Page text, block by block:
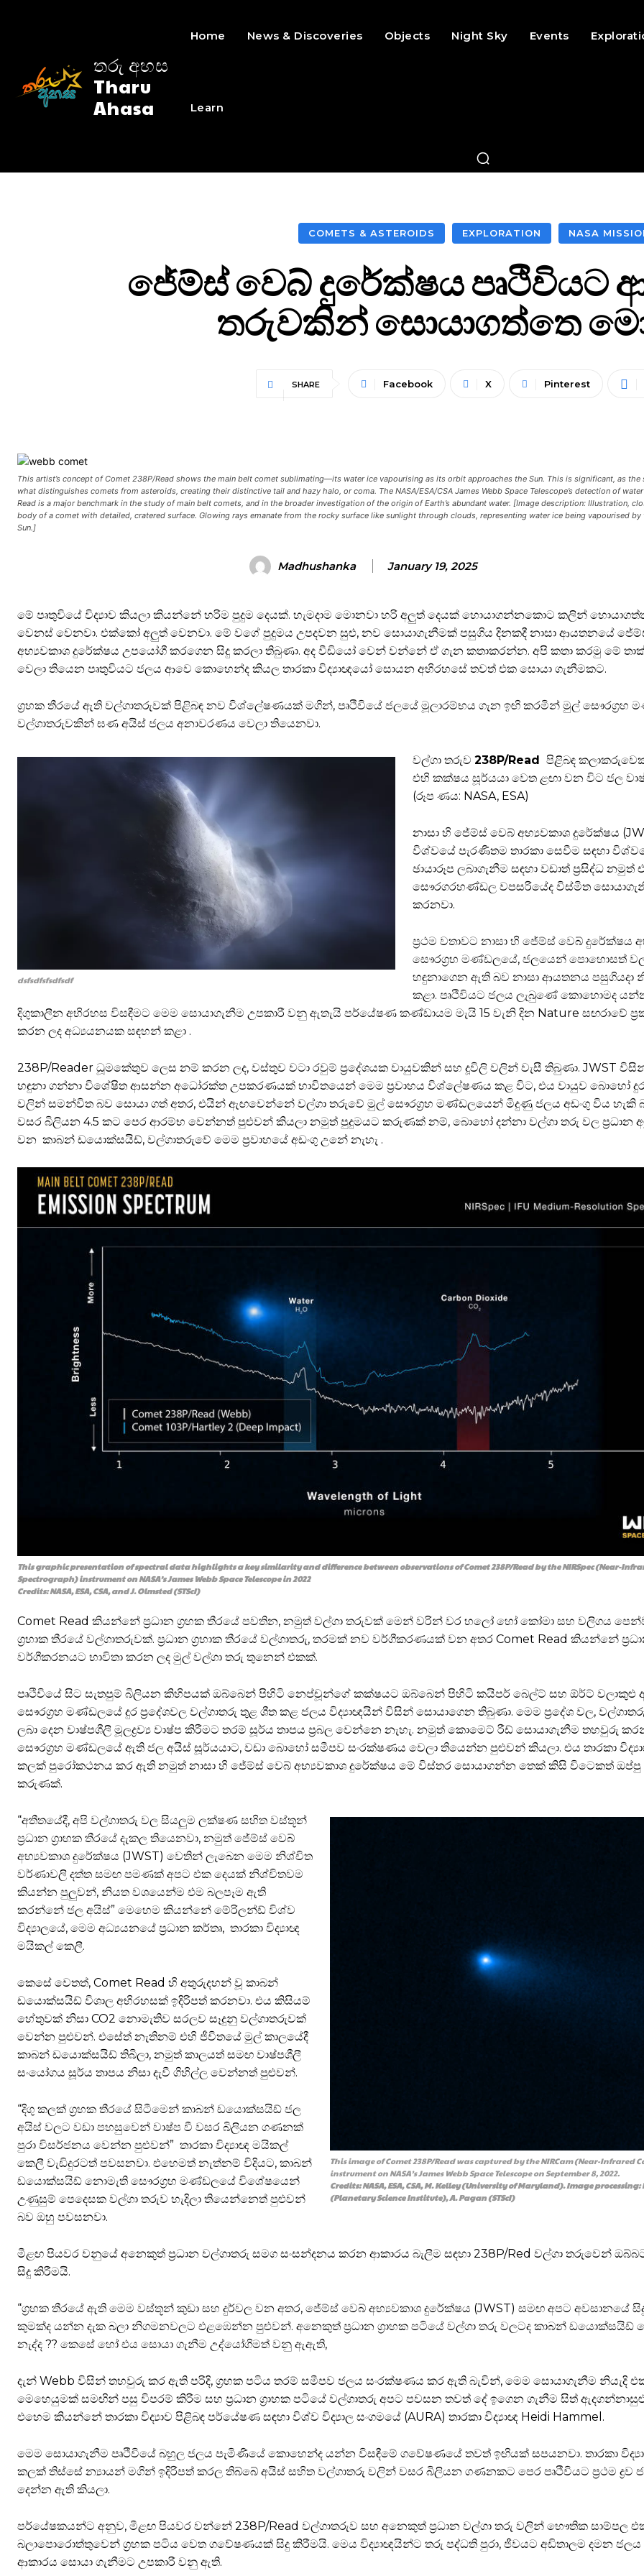
තරු අහස
Tharu
Ahasa
Home News & Discoveries Objects Night Sky Events
Learn
COMETS & ASTEROIDS EXPLORATION NASA
ජේම්ස් වෙබ් දුරේක්ෂය පෘථිවියට
තරුවකින් සොයාගත්තෙ
SHARE Facebook X Pinterest
This artist’s concept of Comet 238P/Read shows the main belt comet sublimating—its water ice vapourising as its orbit approaches the Sun. This is significant, as the
what distinguishes comets from asteroids, creating their distinctive tail and hazy halo, or coma. The NASA/ESA/CSA James Webb Space Telescope’s detection of
Read is a major benchmark in the study of main belt comets, and in the broader investigation of the origin of Earth’s abundant water. [Image description: Illustration,
body of a comet with detailed, cratered surface. Glowing rays emanate from the rocky surface like sunlight through clouds, representing water ice being vapourised
Sun.]
Madhushanka January 19, 2025
මේ පෘතුවියේ විද්‍යාව කියලා කියන්නේ හරිම පුදුම දෙයක්. හැමදාම මොනවා හරි අලුත් දෙයක් හොයාගන්නකොට කලින්
වෙනස් වෙනවා. එක්කෝ අලුත් වෙනවා. මේ වගේ පුදුමය උපදවන සුළු, නව සොයාගැනීමක් පසුගිය දිනකදී නාසා ආයතනයේ
අභ්‍යවකාශ දුරේක්ෂය උපයෝගී කරගෙන සිදු කරලා තිබුණා. අද වීඩියෝ වෙන් වන්නේ ඒ ගැන කතාකරන්න. අපි කතා කරමු මේ
වෙලා තියෙන පෘතුවියට ජලය ආවෙ කොහෙන්ද කියල තාරකා විද්‍යාඥයෝ සොයන අභිරහසේ තවත් එක සොයා ගැනීමකට.
ග්‍රහක තීරයේ ඇති වල්ගාතරුවක් පිළිබඳ නව විශ්ලේෂණයක් මගින්, පෘථිවියේ ජලයේ මූලාරම්භය ගැන ඉඟි කරමින් මුල් සෞරග්‍රහ
වල්ගාතරුවකින් ඝණ අයිස් ජලය අනාවරණය වෙලා තියෙනවා.
dsfsdfsfsdfsdf
වල්ගා තරුව 238P/Read පිළිබඳ
එහි කක්ෂය සූර්යයා වෙත ළඟා වන විට ජල
(රූප ණය: NASA, ESA)
නාසා හි ජේම්ස් වෙබ් අභ්‍යවකාශ දුරේක්ෂය
විශ්වයේ පැරණිතම තාරකා සෙවීම සඳහා
ඡායාරූප ලබාගැනීම සඳහා වඩාත් ප්‍රසිද්ධ නමුත්
සෞරගරහණ්ඩල වපසරියේද විස්මිත
කරනවා.
ප්‍රථම වතාවට නාසා හි ජේම්ස් වෙබ් දුරේක්ෂය
සෞරග්‍රහ මණ්ඩලයේ, ජලයෙන් පොහොසත්
හඳුනාගෙන ඇති බව නාසා ආයතනය පසුගියදා
කළා. පෘථිවියට ජලය ලැබුණේ කොහොමද
දිගුකාලීන අභිරහස විසඳීමට මෙම සොයාගැනීම උපකාරී වනු ඇතැයි පර්යේෂණ කණ්ඩායම මැයි 15 වැනි දින Nature සඟරාවේ
කරන ලද අධ්‍යයනයක සඳහන් කළා .
238P/Reader ධූමකේතුව ලෙස නම් කරන ලද, වස්තුව වටා රවුම් ප්‍රදේශයක වායුවකින් සහ දූවිලි වලින් වැසී තිබුණා. JWST
හඳුනා ගන්නා විශේෂිත ආසන්න අධෝරක්ත උපකරණයක් භාවිතයෙන් මෙම ප්‍රවාහය විශ්ලේෂණය කළ විට, එය වායුව බොහෝ
වලින් සමන්විත බව සොයා ගත් අතර, එයින් ඇඟවෙන්නේ වල්ගා තරුවේ මුල් සෞරග්‍රහ මණ්ඩලයෙන් මිදුණු ජලය අඩංගු විය හැකි
වසර බිලියන 4.5 කට පෙර ආරම්භ වෙන්නත් පුළුවන් කියලා නමුත් පුදුමයට කරුණක් නම්, බොහෝ දන්නා වල්ගා තරු වල ප්‍රධාන
වන කාබන් ඩයොක්සයිඩ්, වල්ගාතරුවේ මෙම ප්‍රවාහයේ අඩංගු උනේ නැහැ .
This graphic presentation of spectral data highlights a key similarity and difference between observations of Comet 238P/Read by the NIRSpec (Near-
Spectrograph) instrument on NASA’s James Webb Space Telescope in 2022
Credits: NASA, ESA, CSA, and J. Olmsted (STScI)
Comet Read කියන්නේ ප්‍රධාන ග්‍රහක තීරයේ පවතින, නමුත් වල්ගා තරුවක් මෙන් වරින් වර හලෝ හෝ කෝමා සහ වලිගය
ග්‍රහාක තීරයේ වල්ගාතරුවක්. ප්‍රධාන ග්‍රහාක තීරයේ වල්ගාතරු, තරමක් නව වර්ගීකරණයක් වන අතර Comet Read කියන්නේ
වර්ගීකරනයට භාවිතා කරන ලද මුල් වල්ගා තරු තුනෙන් එකක්.
පෘථිවියේ සිට සැතපුම් බිලියන කිහිපයක් ඔබ්බෙන් පිහිටි නෙප්චූන්ගේ කක්ෂයට ඔබ්බෙන් පිහිටි කයිපර් බෙල්ට් සහ ඕර්ට් වලාකුළු
සෞරග්‍රහ මණ්ඩලයේ දුර ප්‍රදේශවල වල්ගාතරු තුළ ශීත කළ ජලය විද්‍යාඥයින් විසින් සොයාගෙන තිබුණා. මෙම ප්‍රදේශ වල,
ලබා දෙන වාෂ්පශීලී මූලද්‍රව්‍ය වාෂ්ප කිරීමට තරම් සූර්ය තාපය ප්‍රබල වෙන්නෙ නැහැ. නමුත් කොමෙට් රීඩ් සොයාගැනීම තහවුරු
සෞරග්‍රහ මණ්ඩලයේ ඇති ජල අයිස් සූර්යයාට, වඩා බොහෝ සමීපව සංරක්ෂණය වෙලා තියෙන්න පුළුවන් කියලා. එය තාරකා
කලක් පුරෝකථනය කර ඇති නමුත් නාසා හි ජේම්ස් වෙබ් අභ්‍යවකාශ දුරේක්ෂය මේ විස්තර සොයාගන්න තෙක් කිසි විටෙකත්
කරුණක්.
This image of Comet 238P/Read was captured by the NIRCam (Near-Infrared
instrument on NASA’s James Webb Space Telescope on September 8, 2022.
Credits: NASA, ESA, CSA, M. Kelley (University of Maryland). Image processing:
(Planetary Science Institute), A. Pagan (STScI)
“අතීතයේදී, අපි වල්ගාතරු වල සියලුම ලක්ෂණ සහිත වස්තූන්
ප්‍රධාන ග්‍රාහක තීරයේ දැකල තියෙනවා, නමුත් ජේම්ස් වෙබ්
අභ්‍යවකාශ දුරේක්ෂය (JWST) වෙතින් ලැබෙන මෙම නිශ්චිත
වර්ණාවලි දත්ත සමඟ පමණක් අපට එක දෙයක් නිශ්චිතවම
කියන්න පුලුවන්, නියත වශයෙන්ම එම බලපෑම ඇති
කරන්නේ ජල අයිස්” මෙහෙම කියන්නේ මේරිලන්ඩ් විශ්ව
විද්‍යාලයේ, මෙම අධ්‍යයනයේ ප්‍රධාන කර්තෘ, තාරකා විද්‍යාඥ
මයිකල් කෙලී.
කෙසේ වෙතත්, Comet Read හි අතුරුදහන් වූ කාබන්
ඩයොක්සයිඩ් විශාල අභිරහසක් ඉදිරිපත් කරනවා. එය කිසියම්
හේතුවක් නිසා CO2 නොමැතිව සරලව සෑදුනු වල්ගාතරුවක්
වෙන්න පුළුවන්. එසේත් නැතිනම් එහි ජීවිතයේ මුල් කාලයේදී
කාබන් ඩයොක්සයිඩ් තිබිලා, නමුත් කාලයත් සමඟ වාෂ්පශීලී
සංයෝගය සූර්ය තාපය නිසා දැවී ගිහිල්ල වෙන්නත් පුළුවන්.
“දිගු කලක් ග්‍රහක තීරයේ සිටීමෙන් කාබන් ඩයොක්සයිඩ් ජල
අයිස් වලට වඩා පහසුවෙන් වාෂ්ප වී වසර බිලියන ගණනක්
පුරා විසර්ජනය වෙන්න පුළුවන්” තාරකා විද්‍යාඥ මයිකල්
කෙලී වැඩිදුරටත් පවසනවා. එහෙමත් නැත්නම් විදියට, කාබන්
ඩයොක්සයිඩ් නොමැති සෞරග්‍රහ මණ්ඩලයේ විශේෂයෙන්
උණුසුම් පෙදෙසක වල්ගා තරුව හැදිලා තියෙන්නෙත් පුළුවන්
බව ඔහු පවසනවා.
මීළඟ පියවර වනුයේ අනෙකුත් ප්‍රධාන වල්ගාතරු සමග සංසන්දනය කරන ආකාරය බැලීම සඳහා 238P/Red වල්ගා තරුවෙන්
සිදු කිරීමයි.
“ග්‍රහක තීරයේ ඇති මෙම වස්තූන් කුඩා සහ දුර්වල වන අතර, ජේම්ස් වෙබ් අභ්‍යවකාශ දුරේක්ෂය (JWST) සමඟ අපට අවසානයේ
කුමක්ද යන්න දැක බලා නිගමනවලට එළඹෙන්න පුළුවන්. අනෙකුත් ප්‍රධාන ග්‍රාහක පටියේ වල්ගා තරු වලටද කාබන් ඩයොක්සයිඩ්
නැද්ද ?? කෙසේ හෝ එය සොයා ගැනීම උද්යෝගිමත් වනු ඇඇති,
දැන් Webb විසින් තහවුරු කර ඇති පරිදි, ග්‍රහක පටිය තරම් සමීපව ජලය සංරක්ෂණය කර ඇති බැවින්, මෙම සොයාගැනීම නියැදි
මෙහෙයුමක් සමඟින් පසු විපරම් කිරීම සහ ප්‍රධාන ග්‍රාහක පටියේ වල්ගාතරු අපට පවසන තවත් දේ ඉගෙන ගැනීම සිත්
එහෙම කියන්නේ තාරකා විද්‍යාව පිළිබඳ පර්යේෂණ සඳහා විශ්ව විද්‍යාල සංගමයේ (AURA) තාරකා විද්‍යාඥ Heidi Hammel.
මෙම සොයාගැනීම පෘථිවියේ බහුල ජලය පැමිණියේ කොහෙන්ද යන්න විසඳීමේ ගවේෂණයේ තවත් ඉඟියක් සපයනවා. තාරකා
කලක් තිස්සේ න්‍යායන් මගින් ඉදිරිපත් කරල තිබ්බේ අයිස් සහිත වල්ගාතරු වලින් වසර බිලියන ගණනකට පෙර පෘථිවියට ප්‍රථම ද්‍රව
දෙන්න ඇති කියලා.
පර්යේෂකයන්ට අනුව, මීළඟ පියවර වන්නේ 238P/Read වල්ගාතරුව සහ අනෙකුත් ප්‍රධාන වල්ගා තරු වලින් භෞතික සාම්පල
බලාපොරොත්තුවෙන් ග්‍රහක පටිය වෙත ගවේෂණයක් සිදු කිරීමයි. මෙය විද්‍යාඥයින්ට තරු පද්ධති පුරා, ජීවයට අඩිතාලම දමන ජලය
ආකාරය සොයා ගැනීමට උපකාරී වනු ඇති.